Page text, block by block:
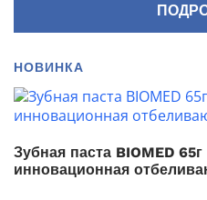
НОВИНКА
Зубная паста BIOMED
инновационная